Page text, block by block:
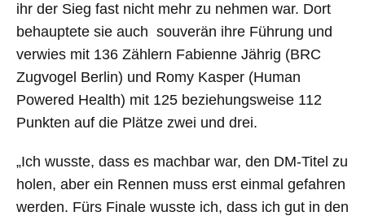
ihr der Sieg fast nicht mehr zu nehmen war. Dort
behauptete sie auch souverän ihre Führung und
verwies mit 136 Zählern Fabienne Jährig (BRC
Zugvogel Berlin) und Romy Kasper (Human
Powered Health) mit 125 beziehungsweise 112
Punkten auf die Plätze zwei und drei.
„Ich wusste, dass es machbar war, den DM-Titel zu
holen, aber ein Rennen muss erst einmal gefahren
werden. Fürs Finale wusste ich, dass ich gut in den